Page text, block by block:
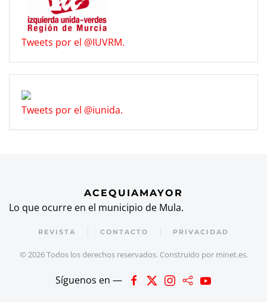
Tweets por el @IUVRM.
Tweets por el @iunida.
ACEQUIAMAYOR
Lo que ocurre en el municipio de Mula.
REVISTA CONTACTO PRIVACIDAD
© 2026Todos los derechos reservados. Construido por minet.es.
Síguenos en —